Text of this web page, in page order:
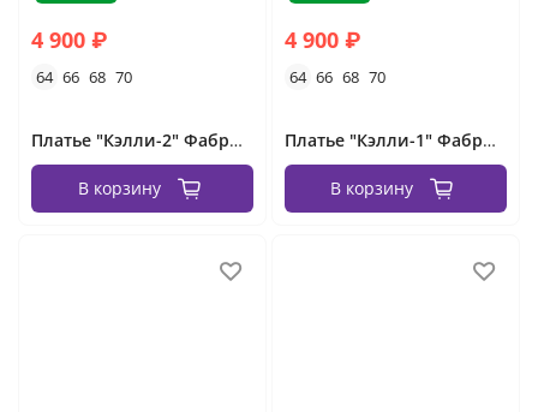
4 900 ₽
64 66 68 70
Платье "Кэлли-2" Фабрика Моды
В корзину
4 900 ₽
64 66 68 70
Платье "Кэлли-1" Фабрика Моды
В корзину